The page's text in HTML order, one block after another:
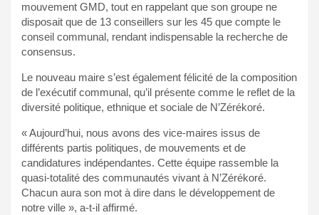
mouvement GMD, tout en rappelant que son groupe ne
disposait que de 13 conseillers sur les 45 que compte le
conseil communal, rendant indispensable la recherche de
consensus.
Le nouveau maire s’est également félicité de la composition
de l’exécutif communal, qu’il présente comme le reflet de la
diversité politique, ethnique et sociale de N’Zérékoré.
« Aujourd’hui, nous avons des vice-maires issus de
différents partis politiques, de mouvements et de
candidatures indépendantes. Cette équipe rassemble la
quasi-totalité des communautés vivant à N’Zérékoré.
Chacun aura son mot à dire dans le développement de
notre ville », a-t-il affirmé.